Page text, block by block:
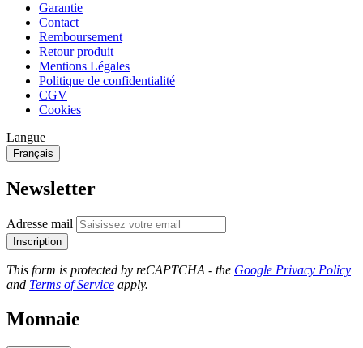
Garantie
Contact
Remboursement
Retour produit
Mentions Légales
Politique de confidentialité
CGV
Cookies
Langue
Français
Newsletter
Adresse mail
Inscription
This form is protected by reCAPTCHA - the Google Privacy Policy
and Terms of Service apply.
Monnaie